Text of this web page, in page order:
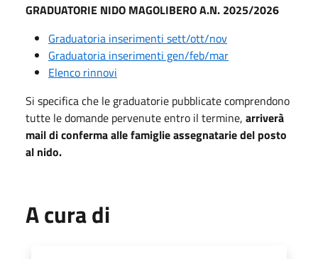
GRADUATORIE NIDO MAGOLIBERO A.N. 2025/2026
Graduatoria inserimenti sett/ott/nov
Graduatoria inserimenti gen/feb/mar
Elenco rinnovi
Si specifica che le graduatorie pubblicate comprendono
tutte le domande pervenute entro il termine, arriverà
mail di conferma alle famiglie assegnatarie del posto
al nido.
A cura di